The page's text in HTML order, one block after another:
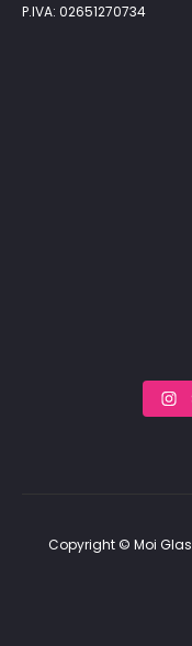
P.IVA: 02651270734
Copyright © Moi